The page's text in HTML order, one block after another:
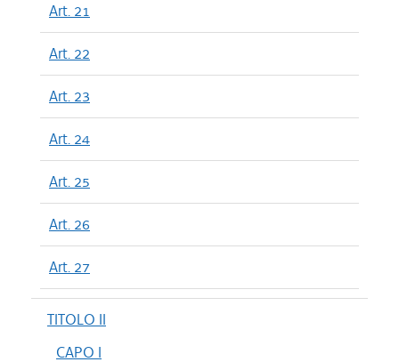
Art. 21
Art. 22
Art. 23
Art. 24
Art. 25
Art. 26
Art. 27
TITOLO II
CAPO I